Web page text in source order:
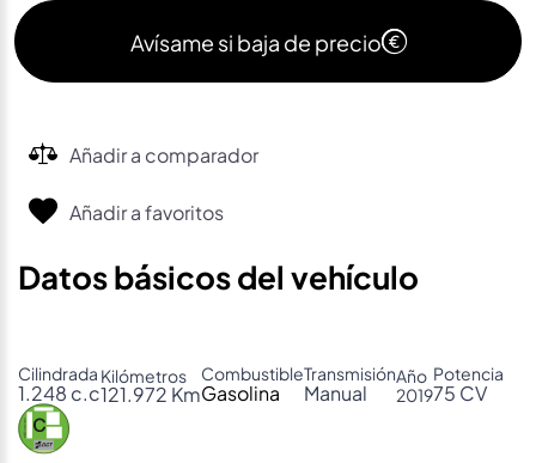
Avísame si baja de precio
Añadir a comparador
Añadir a favoritos
Datos básicos del vehículo
Cilindrada
1.248 c.c
Kilómetros
121.972 Km
Combustible
Gasolina
Transmisión
Manual
Año
2019
Potencia
75 CV